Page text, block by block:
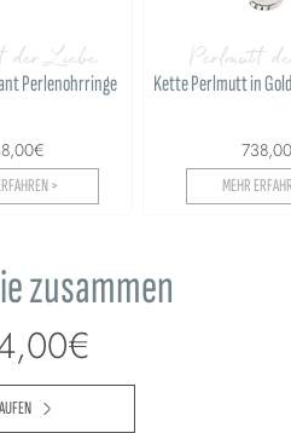
der Liebe
Perlenohrringe
>
Perlmutt
Kette Perlmutt in
MEHR
zusammen